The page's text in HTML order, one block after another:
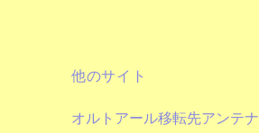
他のサイト
オルトアール移転先アンテナ